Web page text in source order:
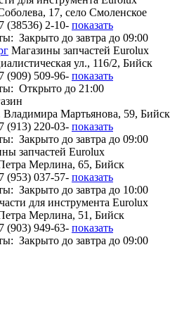
17, село Смоленское
(38536) 2-10- показать
Закрыто до завтра до 09:00
Магазины запчастей Eurolux
ул., 116/2, Бийск
(909) 509-96- показать
Открыто до 21:00
Владимира Мартьянова, 59, Бийск
(913) 220-03- показать
Закрыто до завтра до 09:00
запчастей Eurolux
Мерлина, 65, Бийск
(953) 037-57- показать
Закрыто до завтра до 10:00
для инструмента Eurolux
Мерлина, 51, Бийск
(903) 949-63- показать
Закрыто до завтра до 09:00